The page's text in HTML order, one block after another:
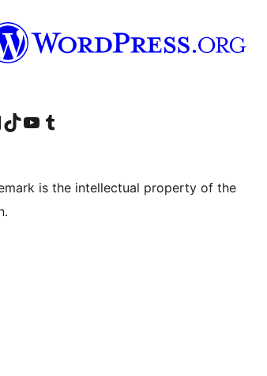
틱톡 계정 방문하기유튜브 채널 방문하기 텀블러 계정 방문하기
is the intellectual property of the